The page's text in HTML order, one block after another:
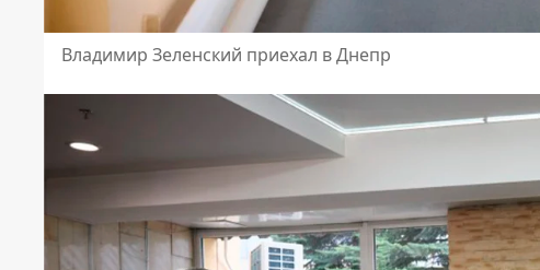
Владимир Зеленский приехал в Днепр